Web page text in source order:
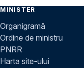
MINISTER
Organigramă
Ordine de ministru
PNRR
Harta site-ului